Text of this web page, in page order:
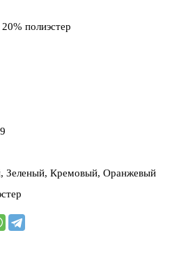
полиэстер
Зеленый, Кремовый, Оранжевый